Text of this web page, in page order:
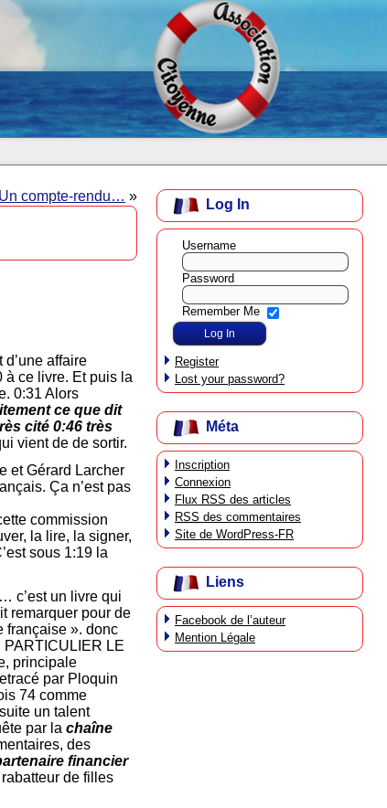
compte-rendu… »
affaire
à ce livre. Et puis la
0:31 Alors
ce que dit
cité 0:46 très
vient de de sortir.
et Gérard Larcher
Ça n’est pas
commission
la lire, la signer,
sous 1:19 la
c’est un livre qui
remarquer pour de
française ». donc
LE
principale
par Ploquin
74 comme
un talent
par la chaîne
des
financier
de filles
Log In
Username
Password
Remember Me
Register
Lost your password?
Méta
Inscription
Connexion
Flux RSS des articles
RSS des commentaires
Site de WordPress-FR
Liens
Facebook de l’auteur
Mention Légale